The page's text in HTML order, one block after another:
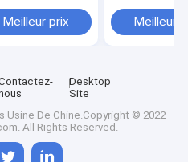
Paper Bag for
Meilleur prix
CustomMeilleur
Desktop
Site
Usine De Chine.Copyright © 2022
All Rights Reserved.